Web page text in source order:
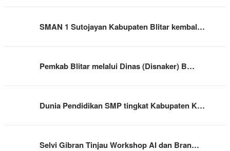
SMAN 1 Sutojayan Kabupaten Blitar kembal…
Pemkab Blitar melalui Dinas (Disnaker) B…
Dunia Pendidikan SMP tingkat Kabupaten K…
Selvi Gibran Tinjau Workshop AI dan Bran…